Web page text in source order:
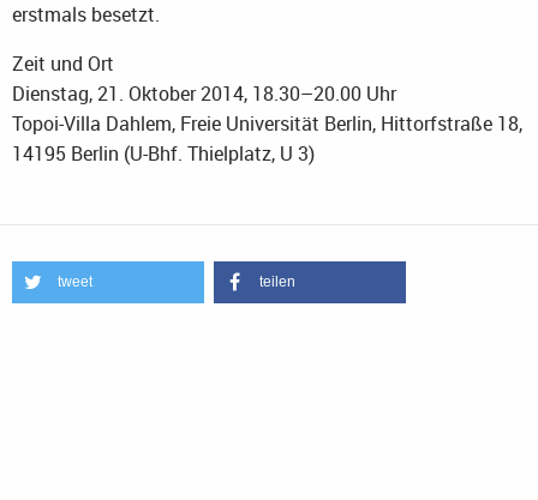
erstmals besetzt.
Zeit und Ort
Dienstag, 21. Oktober 2014, 18.30–20.00 Uhr
Topoi-Villa Dahlem, Freie Universität Berlin, Hittorfstraße 18,
14195 Berlin (U-Bhf. Thielplatz, U 3)
tweet teilen